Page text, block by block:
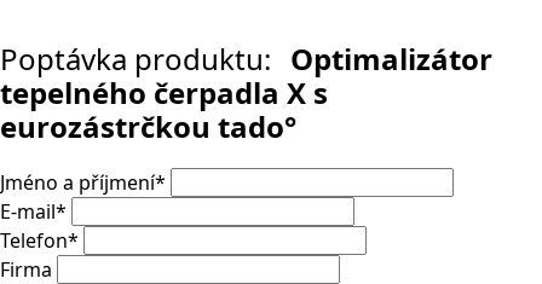
Poptávka produktu: Optimalizátor
tepelného čerpadla X s
eurozástrčkou tado°
Jméno a příjmení*
E-mail*
Telefon*
Firma